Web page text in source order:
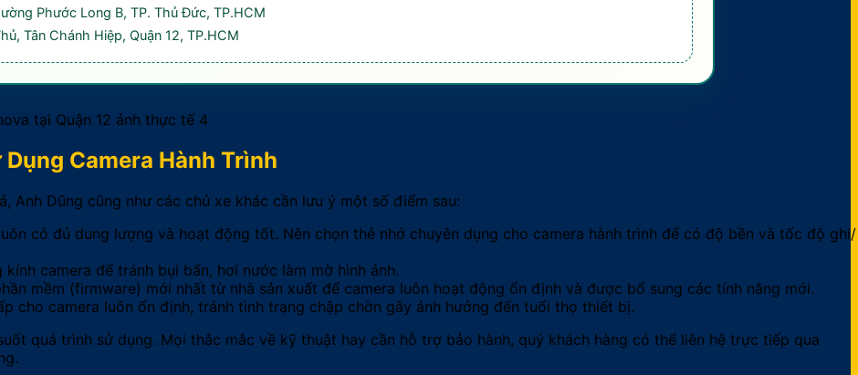
Phước Long B, TP. Thủ Đức, TP.HCM
Tân Chánh Hiệp, Quận 12, TP.HCM
Camera Hành Trình
Anh Dũng cũng như các chủ xe khác cần lưu ý một số điểm sau:
có đủ dung lượng và hoạt động tốt. Nên chọn thẻ nhớ chuyên dụng cho camera hành trình để có độ bền và tốc độ ghi/
camera để tránh bụi bẩn, hơi nước làm mờ hình ảnh.
mềm (firmware) mới nhất từ nhà sản xuất để camera luôn hoạt động ổn định và được bổ sung các tính năng mới.
cho camera luôn ổn định, tránh tình trạng chập chờn gây ảnh hưởng đến tuổi thọ thiết bị.
quá trình sử dụng. Mọi thắc mắc về kỹ thuật hay cần hỗ trợ bảo hành, quý khách hàng có thể liên hệ trực tiếp qua